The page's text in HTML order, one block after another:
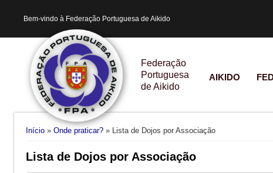
Bem-vindo à Federação Portuguesa de Aikido
Federação
Portuguesa
de Aikido
AIKIDO
Está aqui
Início» Onde praticar?» Lista de Dojos por Associação
Lista de Dojos por Associação